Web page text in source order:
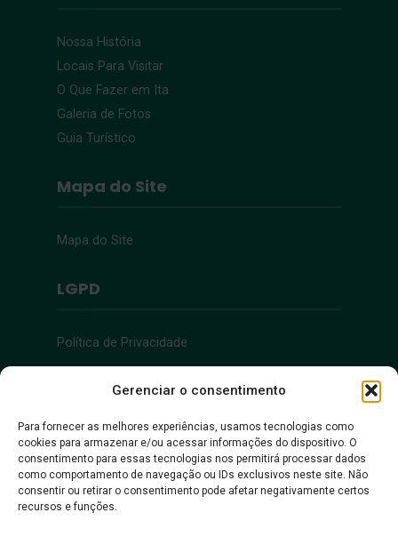
Gerenciar o consentimento
Para fornecer as melhores experiências, usamos tecnologias como
cookies para armazenar e/ou acessar informações do dispositivo. O
consentimento para essas tecnologias nos permitirá processar dados
como comportamento de navegação ou IDs exclusivos neste site. Não
consentir ou retirar o consentimento pode afetar negativamente certos
recursos e funções.
Nossa História
Locais Para Visitar
O Que Fazer em Ita
Galeria de Fotos
Guia Turístico
Mapa do Site
Mapa do Site
LGPD
Política de Privacidade
Acessibilidade
Acessibilidade